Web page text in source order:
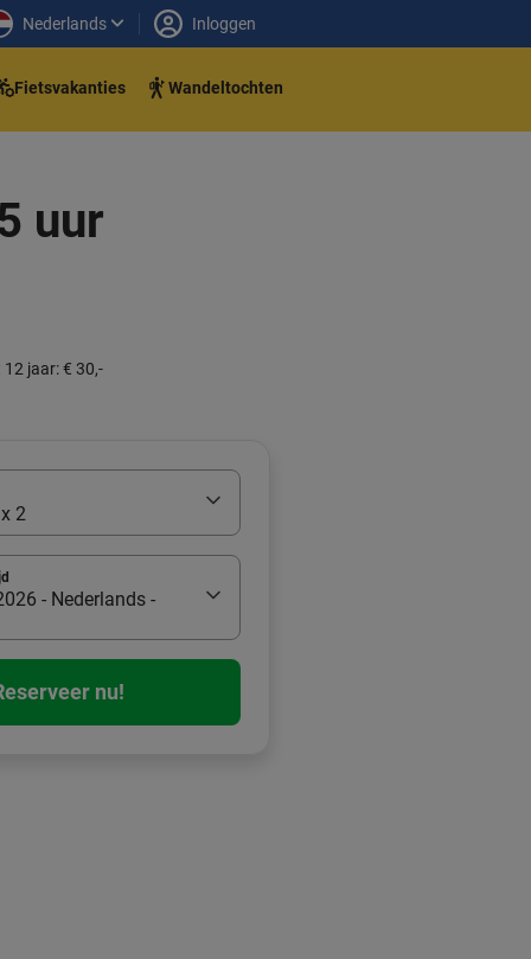
Nederlands Inloggen
Fietsvakanties Wandeltochten
uur
12 jaar: € 30,-
2
- Nederlands -
nu!